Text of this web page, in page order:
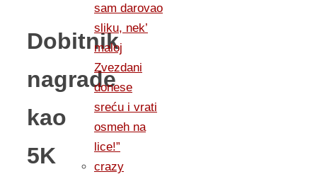
Dobitnik
nagrade
kao
5K
sam darovao
sliku, nek’
maloj
Zvezdani
donese
sreću i vrati
osmeh na
lice!”
crazy